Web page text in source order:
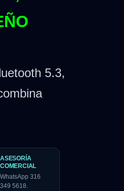
5.3,
ASESORÍA
COMERCIAL
WhatsApp 316
349 5618.